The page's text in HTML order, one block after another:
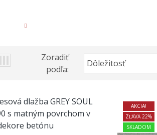
Zoradiť
podľa:
Dôležitosť
AKCIA!
ZĽAVA 22%
SKLADOM